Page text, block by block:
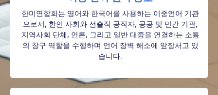
한미연합회는 영어와 한국어를 사용하는 이중언어 기관
으로서, 한인 사회와 선출직 공직자, 공공 및 민간 기관,
지역사회 단체, 언론, 그리고 일반 대중을 연결하는 소통
의 창구 역할을 수행하며 언어 장벽 해소에 앞장서고 있
습니다.